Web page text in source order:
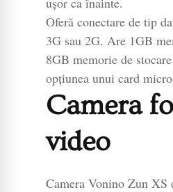
Oferă conectare de tip
3G sau 2G. Are 1GB
8GB memorie de
opțiunea unui card
Camera
video
Camera Vonino Zun XS